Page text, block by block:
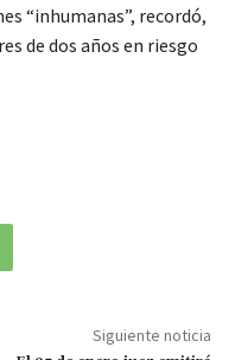
“inhumanas”, recordó,
de dos años en riesgo
Siguiente noticia